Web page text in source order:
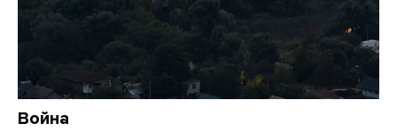
Война